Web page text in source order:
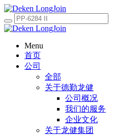
Menu
首页
公司
全部
关于德勤龙健
公司概况
我们的服务
企业文化
关于龙健集团